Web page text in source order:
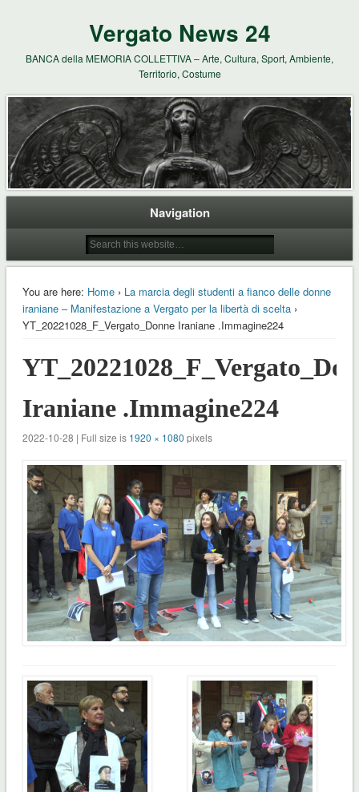
Vergato News 24
BANCA della MEMORIA COLLETTIVA – Arte, Cultura, Sport, Ambiente,
Territorio, Costume
Navigation
You are here: Home› La marcia degli studenti a fianco delle donne
iraniane – Manifestazione a Vergato per la libertà di scelta›
YT_20221028_F_Vergato_Donne Iraniane .Immagine224
Iraniane .Immagine224
2022-10-28 | Full size is 1920 × 1080 pixels